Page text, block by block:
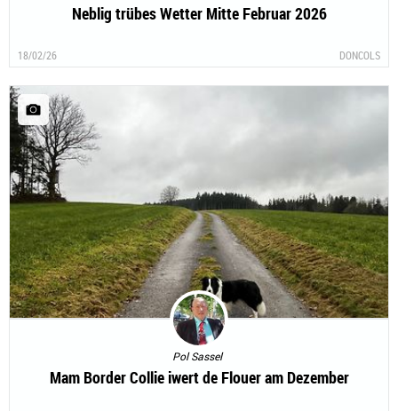
Neblig trübes Wetter Mitte Februar 2026
18/02/26 DONCOLS
Pol Sassel
Mam Border Collie iwert de Flouer am Dezember